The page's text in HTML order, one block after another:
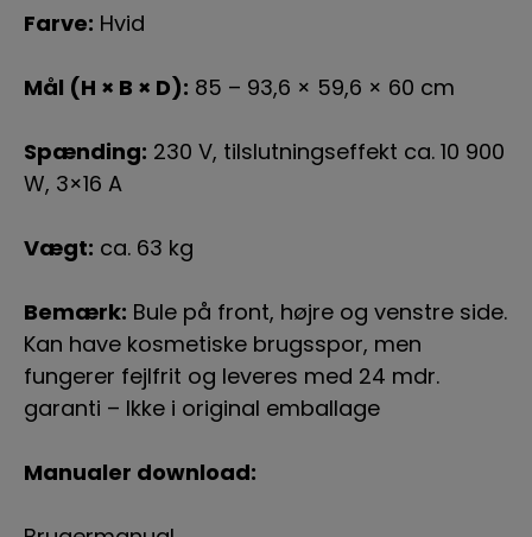
Farve: Hvid
Mål (H × B × D): 85 – 93,6 × 59,6 × 60 cm
Spænding: 230 V, tilslutningseffekt ca. 10 900
W, 3×16 A
Vægt: ca. 63 kg
Bemærk: Bule på front, højre og venstre side.
Kan have kosmetiske brugsspor, men
fungerer fejlfrit og leveres med 24 mdr.
garanti – Ikke i original emballage
Manualer download: